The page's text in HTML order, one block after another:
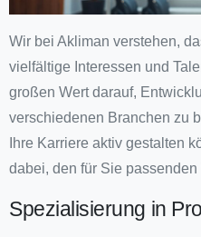
Wir bei Akliman verstehen,
vielfältige Interessen und
großen Wert darauf,
verschiedenen Branchen zu
Ihre Karriere aktiv gestalten
dabei, den für Sie passenden
Spezialisierung in